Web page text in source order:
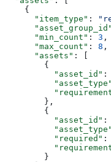
    {
      "item_type"
:
      "asset_group_id"
      "min_count"
: 3 ,
      "max_count"
: 8 ,
      "assets"
: [
        {
          "asset_id"
:
          "asset_type"
        },
        {
          "asset_id"
:
          "asset_type"
          "required"
:
        }